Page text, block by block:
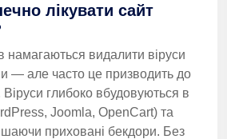
лікувати сайт
намагаються видалити віруси
— але часто це призводить до
глибоко вбудовуються в
Joomla, OpenCart) та
приховані бекдори. Без